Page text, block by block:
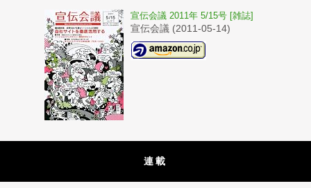
宣伝会議 2011年 5/15号 [雑誌]
宣伝会議 (2011-05-14)
連載